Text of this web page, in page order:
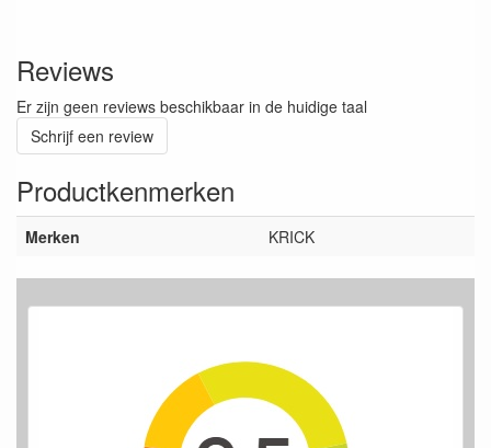
Reviews
Er zijn geen reviews beschikbaar in de huidige taal
Schrijf een review
Productkenmerken
Merken KRICK